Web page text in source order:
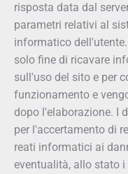
risposta data dal
parametri relativi al
informatico
solo fine di ricavare
sull'uso del sito e per
funzionamento e
dopo l'elaborazione. I
per l'accertamento di
reati informatici ai
eventualità, allo stato